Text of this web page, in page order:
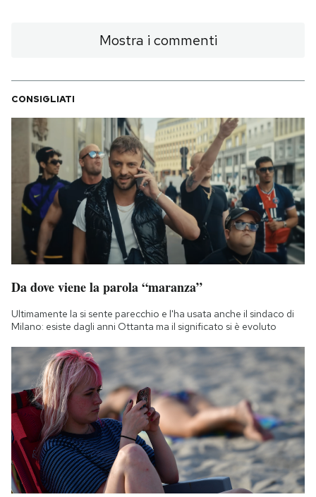
SHOP
CALENDARIO
AREA PERSONALE
Area Personale
Newsletter
Notifiche mobile
Hai bisogno di aiuto?
Esci
Mostra i commenti
CONSIGLIATI
Da dove viene la parola “maranza”
Ultimamente la si sente parecchio e l'ha usata anche il sindaco di
Milano: esiste dagli anni Ottanta ma il significato si è evoluto